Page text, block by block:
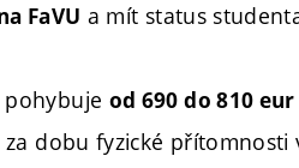
FaVU a mít status
pohybuje od 690 do 810
dobu fyzické přítomnosti